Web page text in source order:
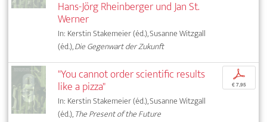
Hans-Jörg Rheinberger und Jan St.
Werner
In: Kerstin Stakemeier (éd.), Susanne Witzgall
(éd.),Die Gegenwart der Zukunft
"You cannot order scientific results
like a pizza"
In: Kerstin Stakemeier (éd.), Susanne Witzgall
(éd.),The Present of the Future
p
€ 7,95